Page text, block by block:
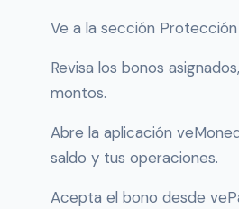
Ve a la sección Protección
Revisa los bonos
montos.
Abre la aplicación
saldo y tus operaciones.
Acepta el bono desde